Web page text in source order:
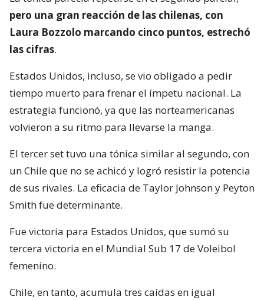
pero una gran reacción de las chilenas, con
Laura Bozzolo marcando cinco puntos, estrechó
las cifras.
Estados Unidos, incluso, se vio obligado a pedir
tiempo muerto para frenar el ímpetu nacional. La
estrategia funcionó, ya que las norteamericanas
volvieron a su ritmo para llevarse la manga.
El tercer set tuvo una tónica similar al segundo, con
un Chile que no se achicó y logró resistir la potencia
de sus rivales. La eficacia de Taylor Johnson y Peyton
Smith fue determinante.
Fue victoria para Estados Unidos, que sumó su
tercera victoria en el Mundial Sub 17 de Voleibol
femenino.
Chile, en tanto, acumula tres caídas en igual